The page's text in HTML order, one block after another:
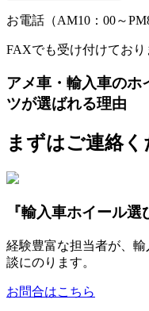
お電話（AM10：00～
FAXでも受け付けており
アメ車・輸入車のホ
ツが選ばれる理由
まずはご連絡く
『輸入車ホイール選
経験豊富な担当者が、
談にのります。
お問合はこちら